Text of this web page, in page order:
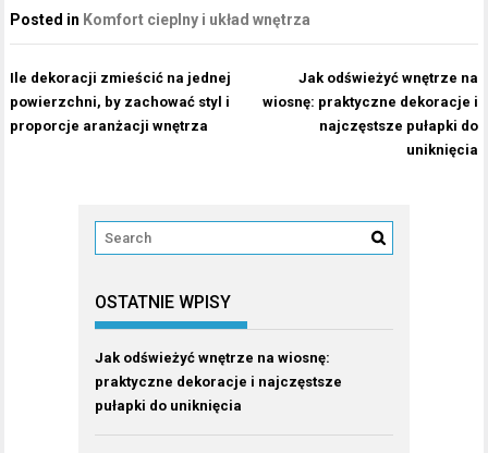
Posted in Komfort cieplny i układ wnętrza
Nawigacja
wpisu
Ile dekoracji zmieścić na jednej
powierzchni, by zachować styl i
proporcje aranżacji wnętrza
Jak odświeżyć wnętrze na
wiosnę: praktyczne dekoracje i
najczęstsze pułapki do
uniknięcia
OSTATNIE WPISY
Jak odświeżyć wnętrze na wiosnę:
praktyczne dekoracje i najczęstsze
pułapki do uniknięcia